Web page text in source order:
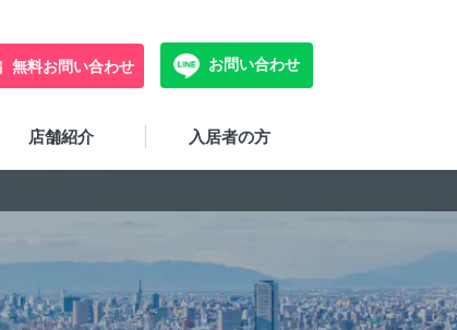
無料お問い合わせ お問い合わせ
店舗紹介 入居者の方